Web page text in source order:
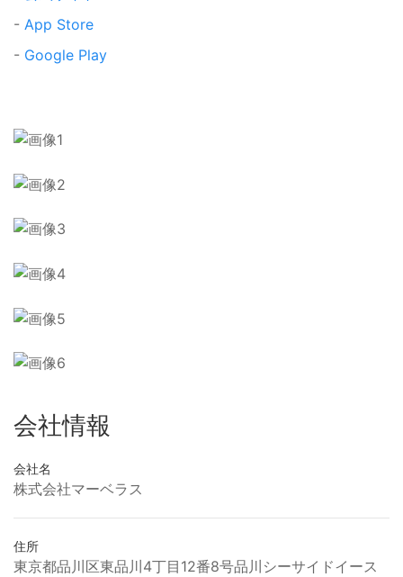
- App Store
- Google Play
会社情報
会社名
株式会社マーベラス
住所
東京都品川区東品川4丁目12番8号品川シーサイドイース